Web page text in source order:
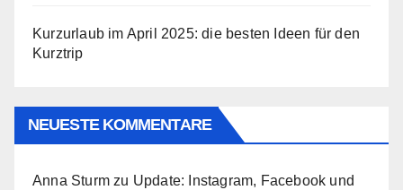
Kurzurlaub im April 2025: die besten Ideen für den
Kurztrip
NEUESTE KOMMENTARE
Anna Sturm zu Update: Instagram, Facebook und